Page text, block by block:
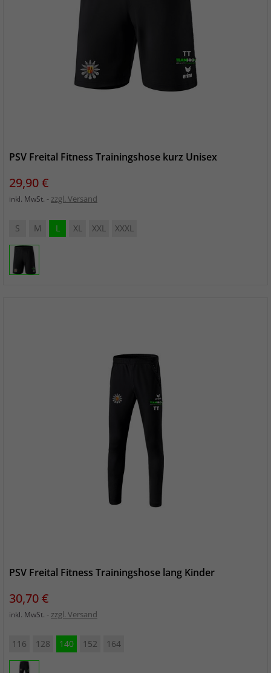
PSV Freital Fitness Trainingshose kurz Unisex
Preis
29,90 €
inkl. MwSt. zzgl. Versand
S M L XL XXL XXXL
PSV Freital Fitness Trainingshose lang Kinder
Preis
30,70 €
inkl. MwSt. zzgl. Versand
116 128 140 152 164